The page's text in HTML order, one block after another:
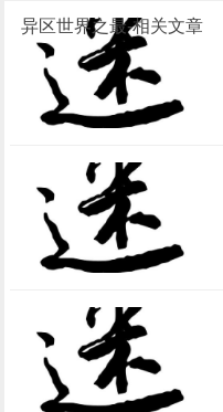
异区世界之最-相关文章